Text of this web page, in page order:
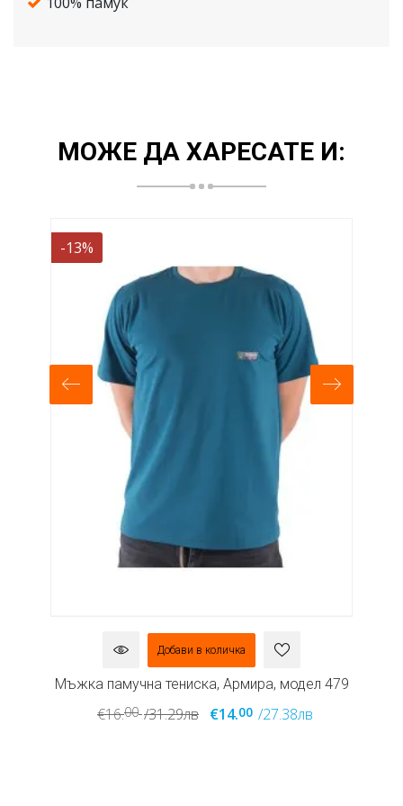
МОЖЕ ДА ХАРЕСАТЕ И:
-13%
Добави в количка
Мъжка памучна тениска, Армира, модел 479
€16.00 /31.29лв €14.00 /27.38лв